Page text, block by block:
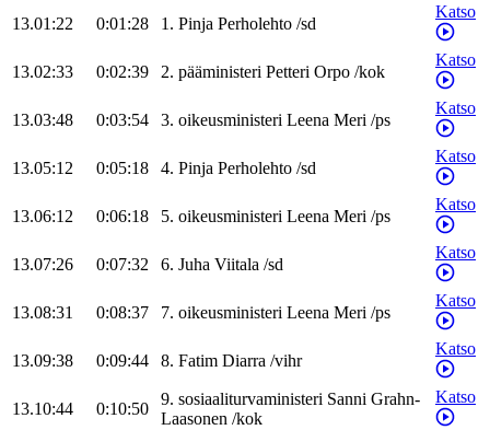
13.01:22
0:01:28 1. Pinja Perholehto /sd
Katso
13.02:33 0:02:39 2. pääministeri Petteri Orpo /kok
Katso
13.03:48 0:03:54 3. oikeusministeri Leena Meri /ps
Katso
13.05:12 0:05:18 4. Pinja Perholehto /sd
Katso
13.06:12 0:06:18 5. oikeusministeri Leena Meri /ps
Katso
13.07:26 0:07:32 6. Juha Viitala /sd
Katso
13.08:31 0:08:37 7. oikeusministeri Leena Meri /ps
Katso
13.09:38 0:09:44 8. Fatim Diarra /vihr
Katso
13.10:44 0:10:50
9. sosiaaliturvaministeri Sanni Grahn-
Laasonen /kok
Katso